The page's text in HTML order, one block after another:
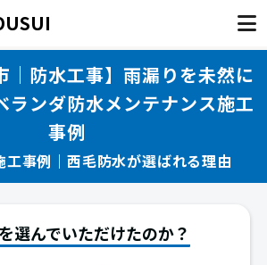
｜防水工事】雨漏りを未然に
ランダ防水メンテナンス施工
事例
工事例｜西毛防水が選ばれる理由
選んでいただけたのか？